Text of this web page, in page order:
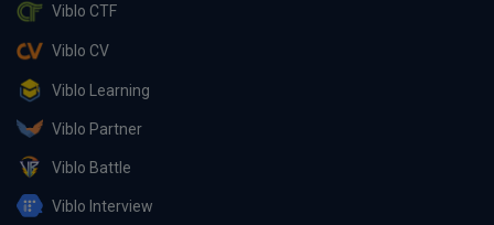
Viblo CTF
Viblo CV
Viblo Learning
Viblo Partner
Viblo Battle
Viblo Interview